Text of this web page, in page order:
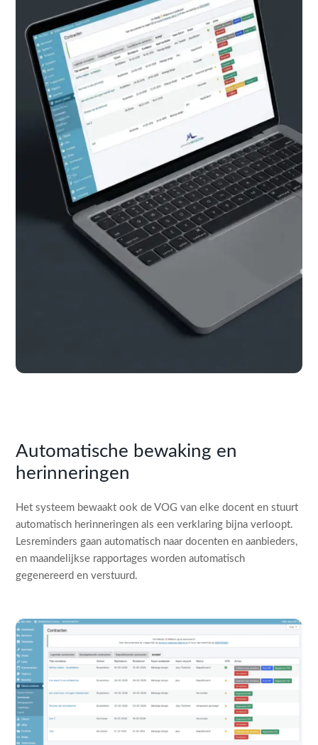
Automatische bewaking en
herinneringen
Het systeem bewaakt ook de VOG van elke docent en stuurt
automatisch herinneringen als een verklaring bijna verloopt.
Lesreminders gaan automatisch naar docenten en aanbieders,
en maandelijkse rapportages worden automatisch
gegenereerd en verstuurd.